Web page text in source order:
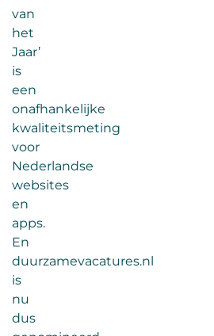
van
het
Jaar’
is
een
onafhankelijke
kwaliteitsmeting
voor
Nederlandse
websites
en
apps.
En
duurzamevacatures.nl
is
nu
dus